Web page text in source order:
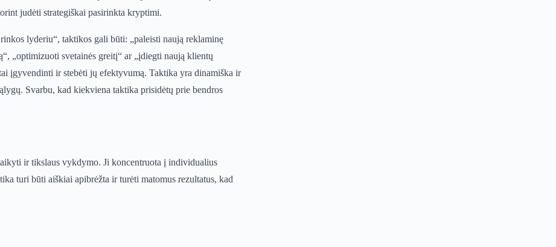
judėti strategiškai pasirinkta kryptimi.
lyderiu“, taktikos gali būti: „paleisti naują reklaminę
„optimizuoti svetainės greitį“ ar „įdiegti naują klientų
įgyvendinti ir stebėti jų efektyvumą. Taktika yra dinamiška ir
Svarbu, kad kiekviena taktika prisidėtų prie bendros
ir tikslaus vykdymo. Ji koncentruota į individualius
turi būti aiškiai apibrėžta ir turėti matomus rezultatus, kad